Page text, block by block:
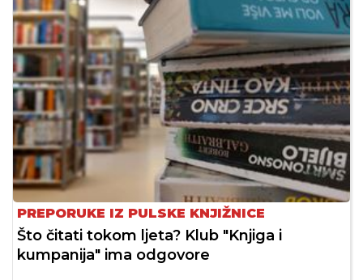
PREPORUKE IZ PULSKE KNJIŽNICE
Što čitati tokom ljeta? Klub "Knjiga i
kumpanija" ima odgovore